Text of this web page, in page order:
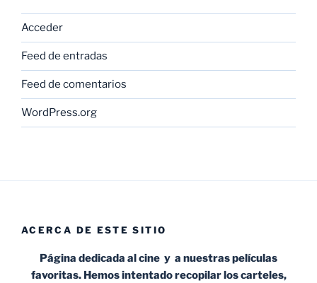
Acceder
Feed de entradas
Feed de comentarios
WordPress.org
ACERCA DE ESTE SITIO
Página dedicada al cine y a nuestras películas
favoritas. Hemos intentado recopilar los carteles,